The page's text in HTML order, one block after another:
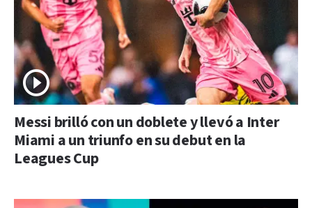
Messi brilló con un doblete y llevó a Inter
Miami a un triunfo en su debut en la
Leagues Cup